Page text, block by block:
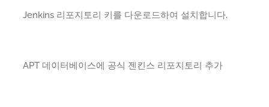
Jenkins 리포지토리 키를 다운로드하여 설치합니다.
APT 데이터베이스에 공식 젠킨스 리포지토리 추가